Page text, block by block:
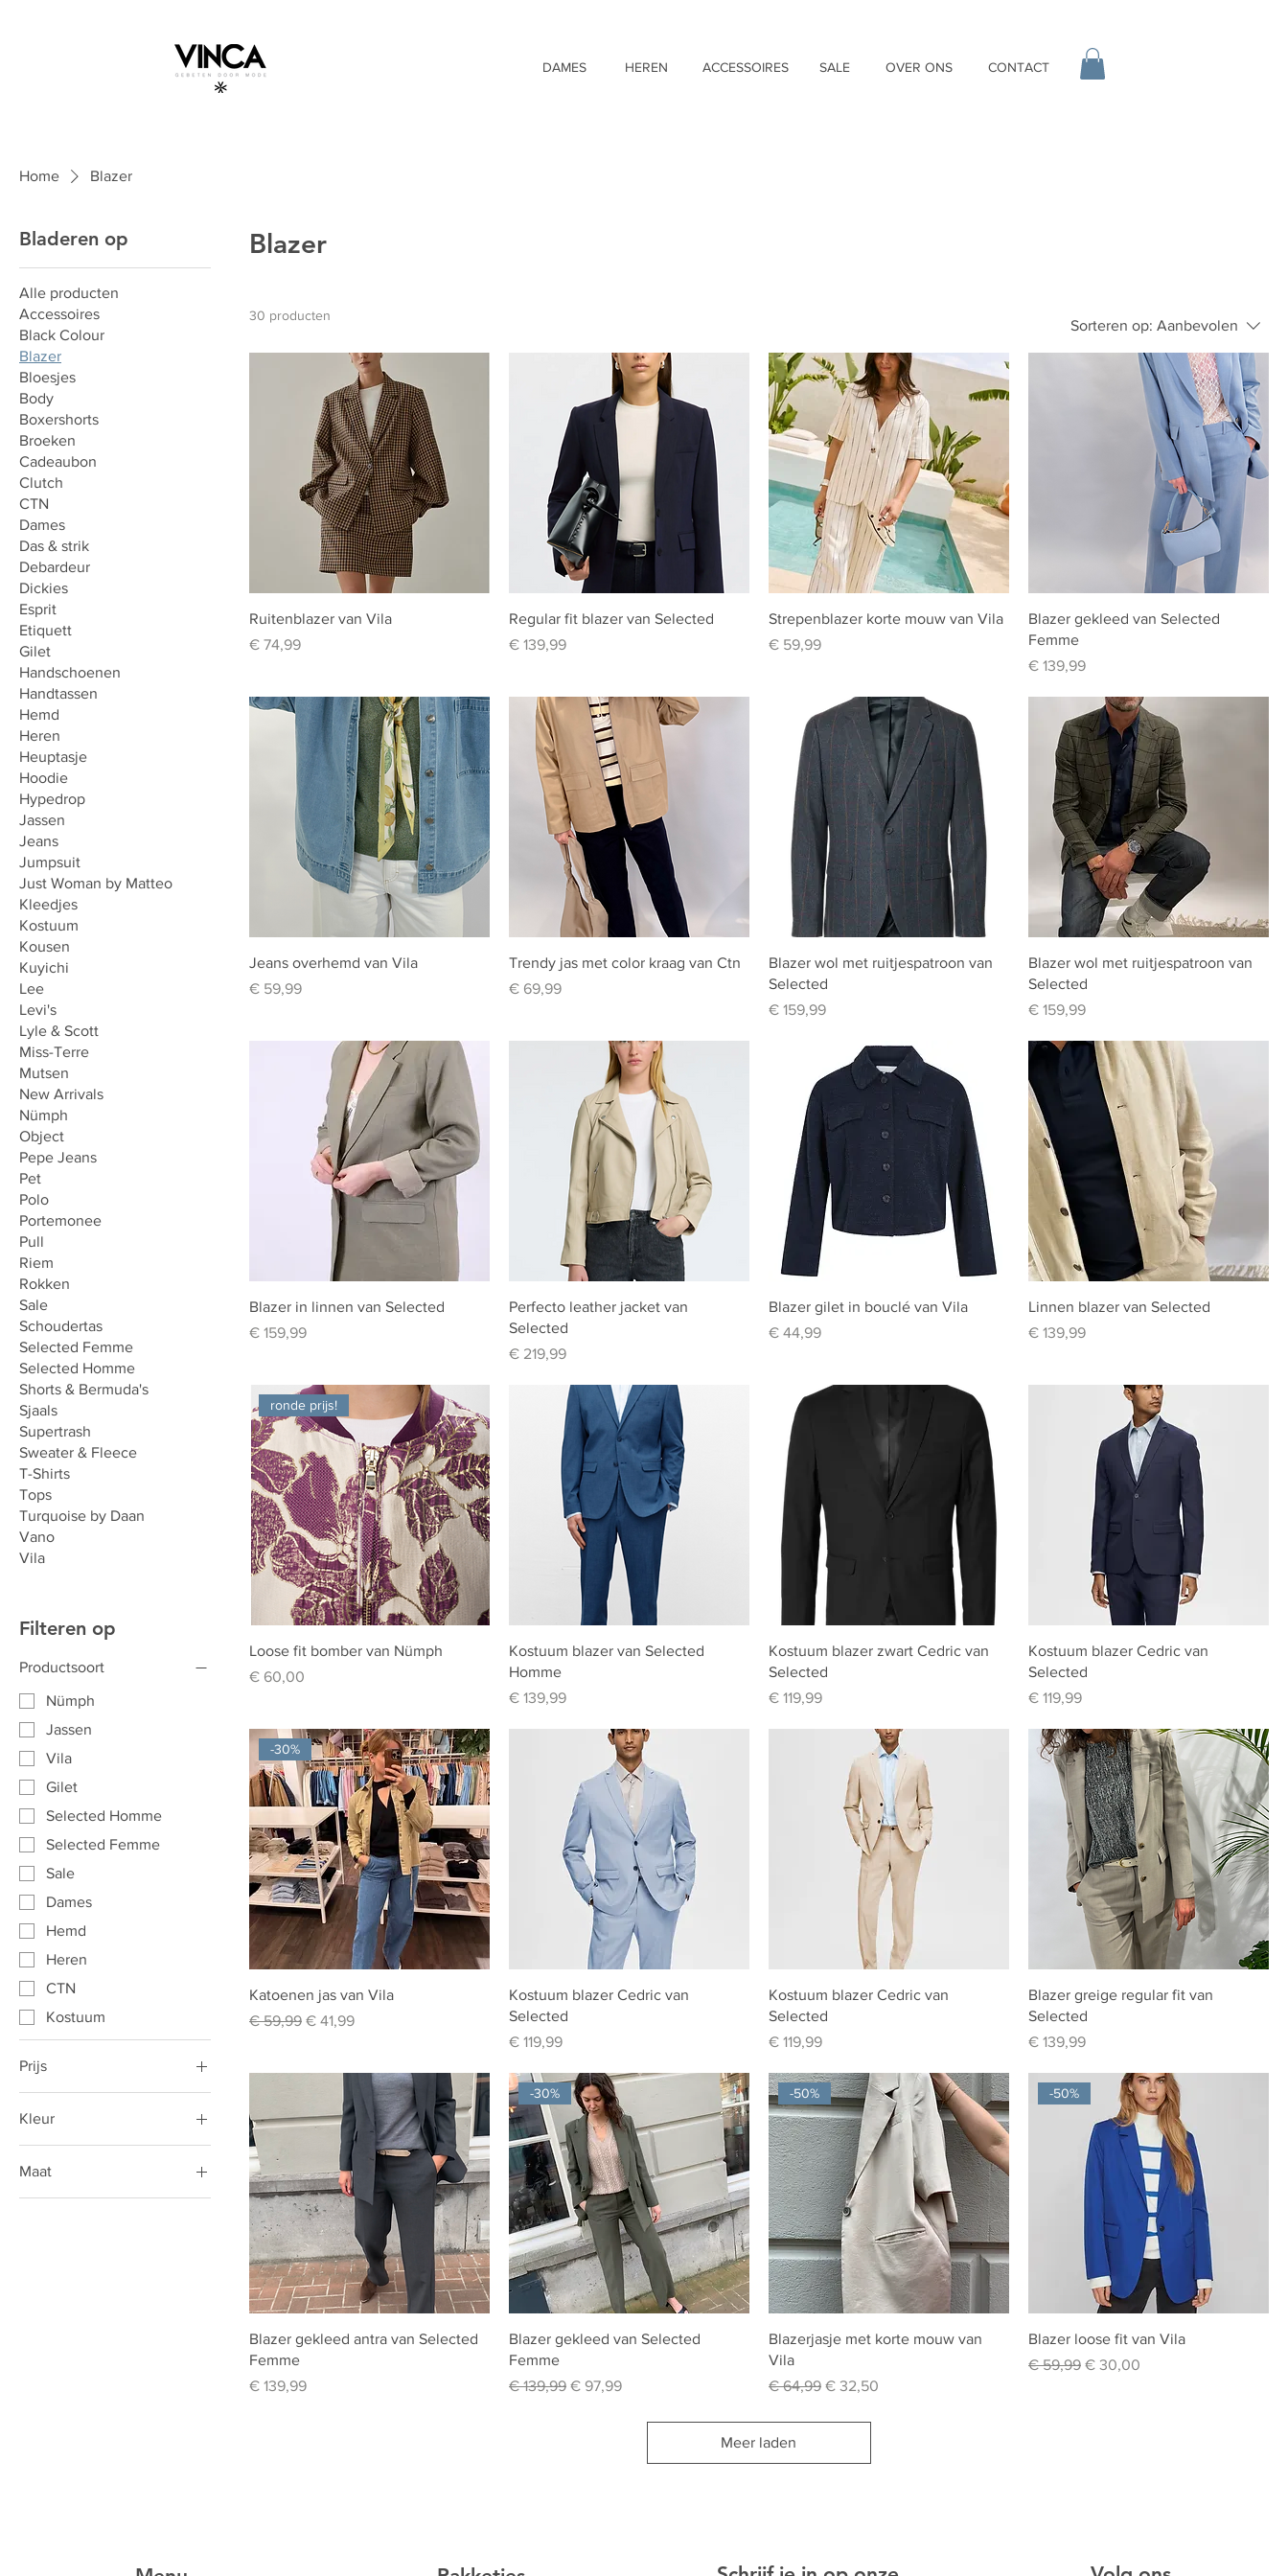
DAMES HEREN ACCESSOIRES SALE OVER ONS CONTACT
Home Blazer
Bladeren op
Alle producten
Accessoires
Black Colour
Blazer
Bloesjes
Body
Boxershorts
Broeken
Cadeaubon
Clutch
CTN
Dames
Das & strik
Debardeur
Dickies
Esprit
Etiquett
Gilet
Handschoenen
Handtassen
Hemd
Heren
Heuptasje
Hoodie
Hypedrop
Jassen
Jeans
Jumpsuit
Just Woman by Matteo
Kleedjes
Kostuum
Kousen
Kuyichi
Lee
Levi's
Lyle & Scott
Miss-Terre
Mutsen
New Arrivals
Nümph
Object
Pepe Jeans
Pet
Polo
Portemonee
Pull
Riem
Rokken
Sale
Schoudertas
Selected Femme
Selected Homme
Shorts & Bermuda's
Sjaals
Supertrash
Sweater & Fleece
T-Shirts
Tops
Turquoise by Daan
Vano
Vila
Filteren op
Productsoort
Nümph
Jassen
Vila
Gilet
Selected Homme
Selected Femme
Sale
Dames
Hemd
Heren
CTN
Kostuum
Prijs
€ 30 € 220
Kleur
Maat
Blazer
30 producten
Sorteren op: Aanbevolen
Ruitenblazer van Vila
Prijs
€ 74,99
Regular fit blazer van Selected
Prijs
€ 139,99
Strepenblazer korte mouw van Vila
Prijs
€ 59,99
Blazer gekleed van Selected
Femme
Prijs
€ 139,99
Jeans overhemd van Vila
Prijs
€ 59,99
Trendy jas met color kraag van Ctn
Prijs
€ 69,99
Blazer wol met ruitjespatroon van
Selected
Prijs
€ 159,99
Blazer wol met ruitjespatroon van
Selected
Prijs
€ 159,99
Blazer in linnen van Selected
Prijs
€ 159,99
Perfecto leather jacket van
Selected
Prijs
€ 219,99
Blazer gilet in bouclé van Vila
Prijs
€ 44,99
Linnen blazer van Selected
Prijs
€ 139,99
ronde prijs!
Loose fit bomber van Nümph
Prijs
€ 60,00
Kostuum blazer van Selected
Homme
Prijs
€ 139,99
Kostuum blazer zwart Cedric van
Selected
Prijs
€ 119,99
Kostuum blazer Cedric van
Selected
Prijs
€ 119,99
-30%
Katoenen jas van Vila
Normale prijs
€ 59,99 Verkoopprijs
€ 41,99
Kostuum blazer Cedric van
Selected
Prijs
€ 119,99
Kostuum blazer Cedric van
Selected
Prijs
€ 119,99
Blazer greige regular fit van
Selected
Prijs
€ 139,99
Blazer gekleed antra van Selected
Femme
Prijs
€ 139,99
-30%
Blazer gekleed van Selected
Femme
Normale prijs
€ 139,99 Verkoopprijs
€ 97,99
-50%
Blazerjasje met korte mouw van
Vila
Normale prijs
€ 64,99 Verkoopprijs
€ 32,50
-50%
Blazer loose fit van Vila
Normale prijs
€ 59,99 Verkoopprijs
€ 30,00
Meer laden